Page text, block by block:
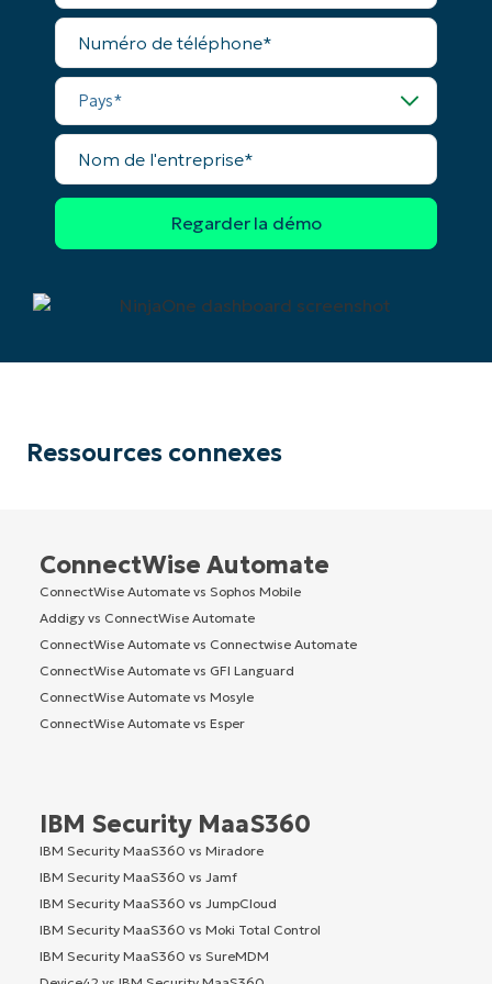
Numéro
téléphone*
Pays*
Nom
l'entreprise*
Ressources connexes
ConnectWise Automate
ConnectWise Automate vs Sophos Mobile
Addigy vs ConnectWise Automate
ConnectWise Automate vs Connectwise Automate
ConnectWise Automate vs GFI Languard
ConnectWise Automate vs Mosyle
ConnectWise Automate vs Esper
IBM Security MaaS360
IBM Security MaaS360 vs Miradore
IBM Security MaaS360 vs Jamf
IBM Security MaaS360 vs JumpCloud
IBM Security MaaS360 vs Moki Total Control
IBM Security MaaS360 vs SureMDM